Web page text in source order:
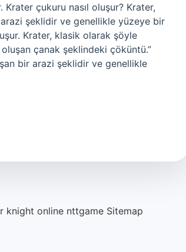
çukuru nasıl oluşur? Krater,
şeklidir ve genellikle yüzeye bir
Krater, klasik olarak şöyle
çanak şeklindeki çöküntü.”
bir arazi şeklidir ve genellikle
knight online nttgame Sitemap